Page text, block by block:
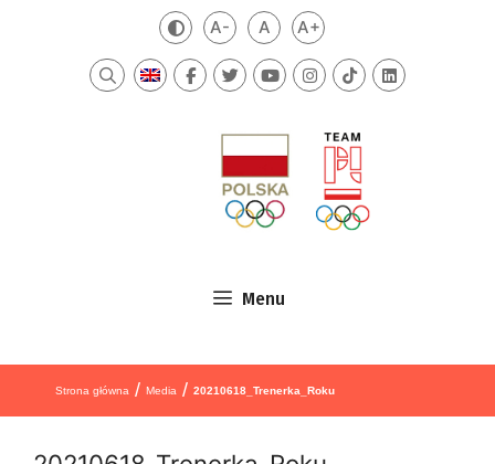
Zmień kontrast
A-Mniejsza czcionka
ADomyślna czcionka
A+Większa czcionka
Szukaj
Menu
Strona główna / Media / 20210618_Trenerka_Roku